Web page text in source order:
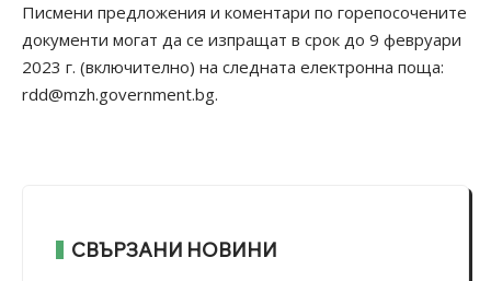
Писмени предложения и коментари по горепосочените
документи могат да се изпращат в срок до 9 февруари
2023 г. (включително) на следната електронна поща:
rdd@mzh.government.bg.
СВЪРЗАНИ НОВИНИ